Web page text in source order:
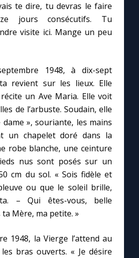
par Marie
te dire, tu devras le faire
jours consécutifs. Tu
visite ici. Mange un peu
1948, à dix-sept
revient sur les lieux. Elle
un Ave Maria. Elle voit
de l’arbuste. Soudain, elle
», souriante, les mains
un chapelet doré dans la
robe blanche, une ceinture
nus sont posés sur un
cm du sol. « Sois fidèle et
ou que le soleil brille,
– Qui êtes-vous, belle
ta Mère, ma petite. »
1948, la Vierge l’attend au
bras ouverts. « Je désire